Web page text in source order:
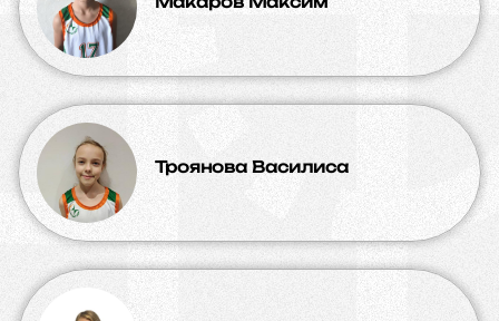
Троянова Василиса